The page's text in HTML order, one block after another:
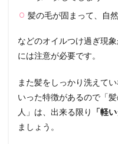
髪の毛が固まって、自
などのオイルつけ過ぎ現
には注意が必要です。
また髪をしっかり洗えて
いった特徴があるので「
人」は、出来る限り
「軽
ましょう。